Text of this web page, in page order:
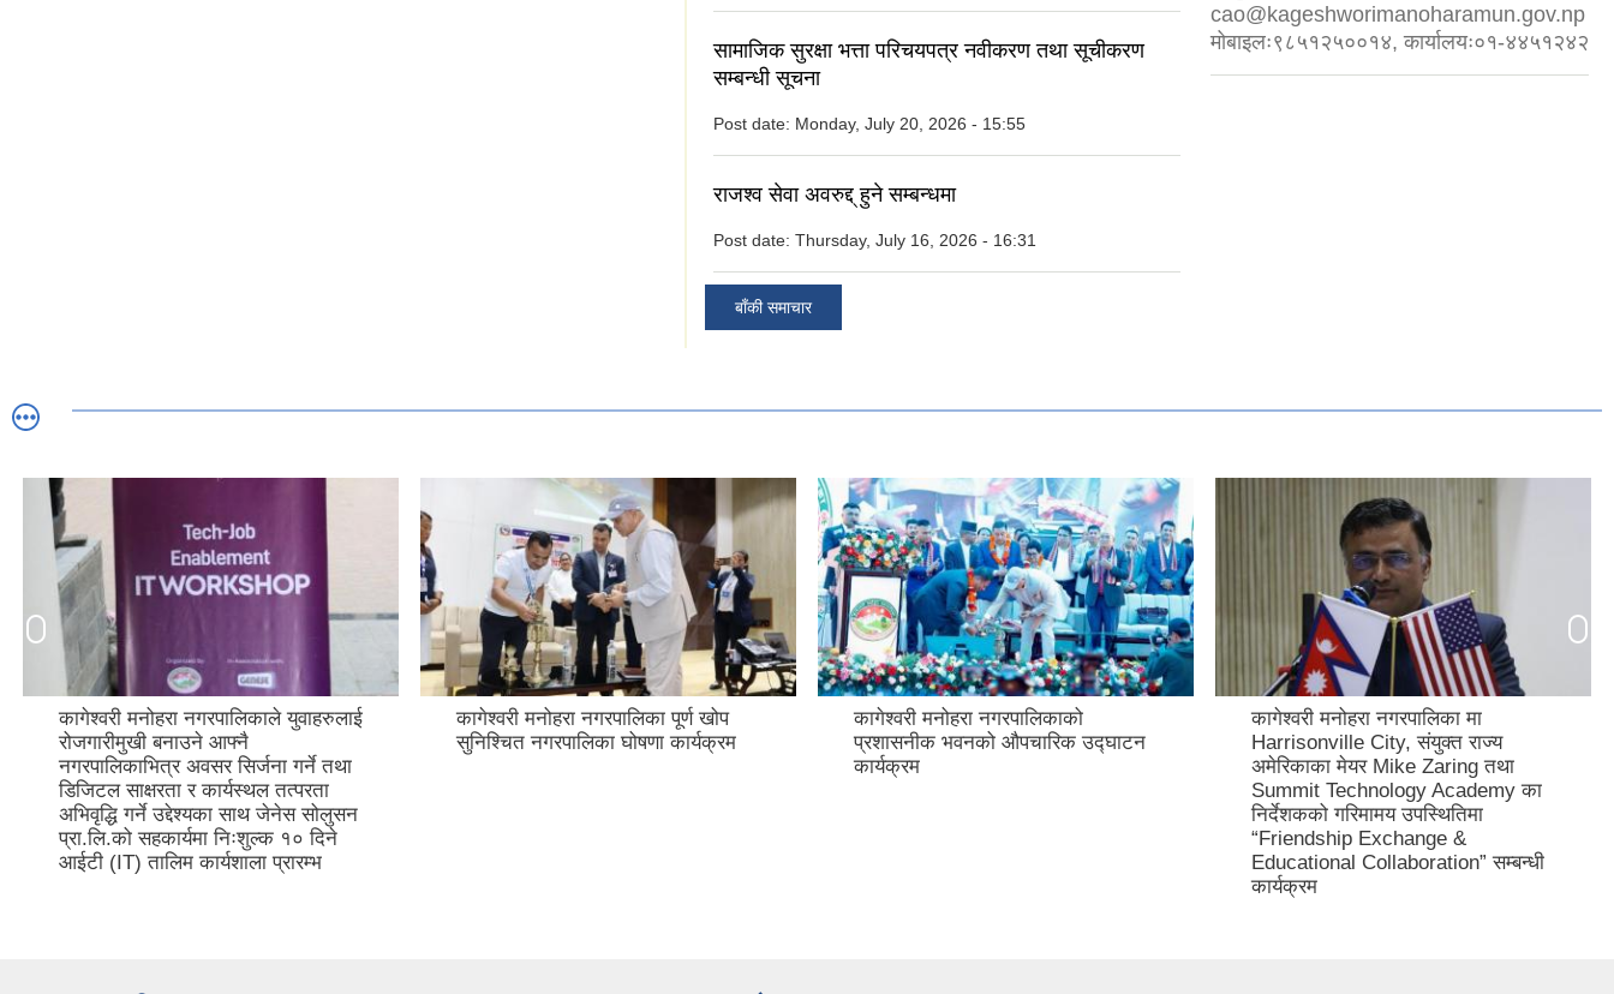
सामाजिक सुरक्षा भत्ता परिचयपत्र नवीकरण तथा सूचीकरण
सम्बन्धी सूचना
Post date: Monday, July 20, 2026 - 15:55
राजश्व सेवा अवरुद्द् हुने सम्बन्धमा
Post date: Thursday, July 16, 2026 - 16:31
बाँकी समाचार
cao@kageshworimanoharamun.gov.np
मोबाइलः९८५१२५००१४, कार्यालयः०१-४४५१२४२
कागेश्वरी मनोहरा नगरपालिकाले युवाहरुलाई
रोजगारीमुखी बनाउने आफ्नै
नगरपालिकाभित्र अवसर सिर्जना गर्ने तथा
डिजिटल साक्षरता र कार्यस्थल तत्परता
अभिवृद्धि गर्ने उद्देश्यका साथ जेनेस सोलुसन
प्रा.लि.को सहकार्यमा निःशुल्क १० दिने
आईटी (IT) तालिम कार्यशाला प्रारम्भ
कागेश्वरी मनोहरा नगरपालिका पूर्ण खोप
सुनिश्चित नगरपालिका घोषणा कार्यक्रम
कागेश्वरी मनोहरा नगरपालिकाको
प्रशासनीक भवनको औपचारिक उद्घाटन
कार्यक्रम
कागेश्वरी मनोहरा नगरपालिका मा
Harrisonville City, संयुक्त राज्य
अमेरिकाका मेयर Mike Zaring तथा
Summit Technology Academy का
निर्देशकको गरिमामय उपस्थितिमा
“Friendship Exchange &
Educational Collaboration” सम्बन्धी
कार्यक्रम